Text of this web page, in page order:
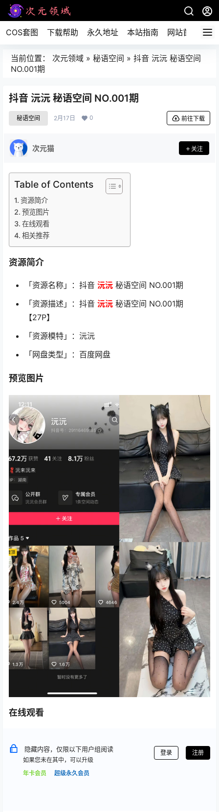
COS套图 下载帮助 永久地址 本站指南 网站首页
当前位置： 次元领域 » 秘语空间 » 抖音 沅沅 秘语空间
NO.001期
抖音 沅沅 秘语空间 NO.001期
秘语空间 2月17日 0 前往下载
次元猫 关注
Table of Contents
资源简介
预览图片
在线观看
相关推荐
资源简介
「资源名称」：抖音 沅沅 秘语空间 NO.001期
「资源描述」：抖音 沅沅 秘语空间 NO.001期
【27P】
「资源模特」：沅沅
「网盘类型」：百度网盘
预览图片
在线观看
隐藏内容，仅限以下用户组阅读
如果您未在其中，可以升级
年卡会员
超级永久会员
登录 注册